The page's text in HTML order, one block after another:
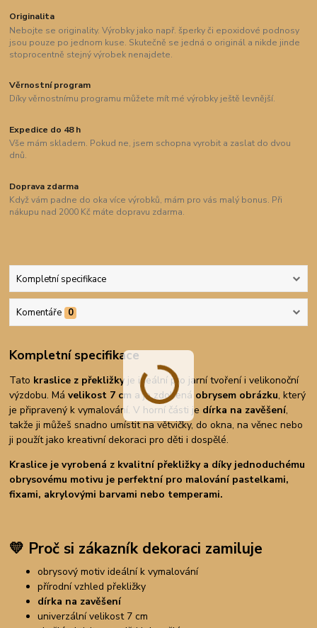
Originalita
Nebojte se originality. Výrobky jako např. šperky či epoxidové podnosy
jsou pouze po jednom kuse. Skutečně se jedná o originál a nikde jinde
stoprocentně stejný výrobek nenajdete.
Věrnostní program
Díky věrnostnímu programu můžete mít mé výrobky ještě levnější.
Expedice do 48 h
Vše mám skladem. Pokud ne, jsem schopna vyrobit a zaslat do dvou
dnů.
Doprava zdarma
Když vám padne do oka více výrobků, mám pro vás malý bonus. Při
nákupu nad 2000 Kč máte dopravu zdarma.
Kompletní specifikace
Komentáře 0
Kompletní specifikace
Tato kraslice z překližky je ideální pro jarní tvoření i velikonoční
výzdobu. Mávelikost 7 cm a je zdobená obrysem obrázku, který
je připravený k vymalování. V horní části je dírka na zavěšení,
takže ji můžeš snadno umístit na větvičky, do okna, na věnec nebo
ji použít jako kreativní dekoraci pro děti i dospělé.
Kraslice je vyrobená z kvalitní překližky a díky jednoduchému
obrysovému motivu je perfektní pro malování pastelkami,
fixami, akrylovými barvami nebo temperami.
💛 Proč si zákazník dekoraci zamiluje
obrysový motiv ideální k vymalování
přírodní vzhled překližky
dírka na zavěšení
univerzální velikost 7 cm